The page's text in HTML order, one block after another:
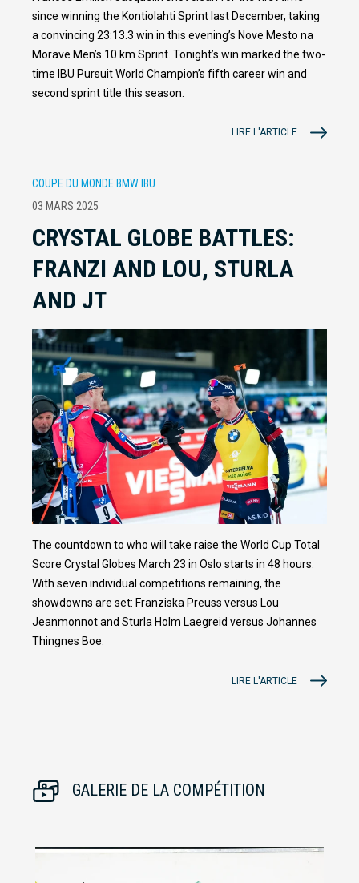
since winning the Kontiolahti Sprint last December, taking
a convincing 23:13.3 win in this evening’s Nove Mesto na
Morave Men’s 10 km Sprint. Tonight’s win marked the two-
time IBU Pursuit World Champion’s fifth career win and
second sprint title this season.
LIRE L'ARTICLE
COUPE DU MONDE BMW IBU
03 MARS 2025
CRYSTAL GLOBE BATTLES:
FRANZI AND LOU, STURLA
AND JT
The countdown to who will take raise the World Cup Total
Score Crystal Globes March 23 in Oslo starts in 48 hours.
With seven individual competitions remaining, the
showdowns are set: Franziska Preuss versus Lou
Jeanmonnot and Sturla Holm Laegreid versus Johannes
Thingnes Boe.
LIRE L'ARTICLE
GALERIE DE LA COMPÉTITION